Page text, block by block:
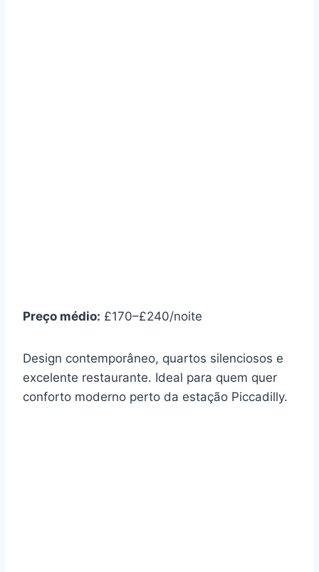
Preço médio: £170–£240/noite
Design contemporâneo, quartos silenciosos e
excelente restaurante. Ideal para quem quer
conforto moderno perto da estação Piccadilly.